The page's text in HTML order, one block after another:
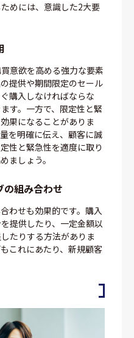
めには、意識した2大要
意欲を高める強力な要素
提供や期間限定のセール
購入しなければならな
す。一方で、限定性と緊
果になることがありま
を明確に伝え、顧客に誠
性と緊急性を適度に取り
ましょう。
の組み合わせ
わせも効果的です。購入
提供したり、一定金額以
たりする方法がありま
これにあたり、新規顧客